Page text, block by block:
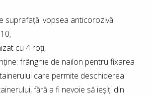
suprafață: vopsea anticorozivă
cu 4 roți,
frânghie de nailon pentru fixarea
care permite deschiderea
fără a fi nevoie să ieșiți din